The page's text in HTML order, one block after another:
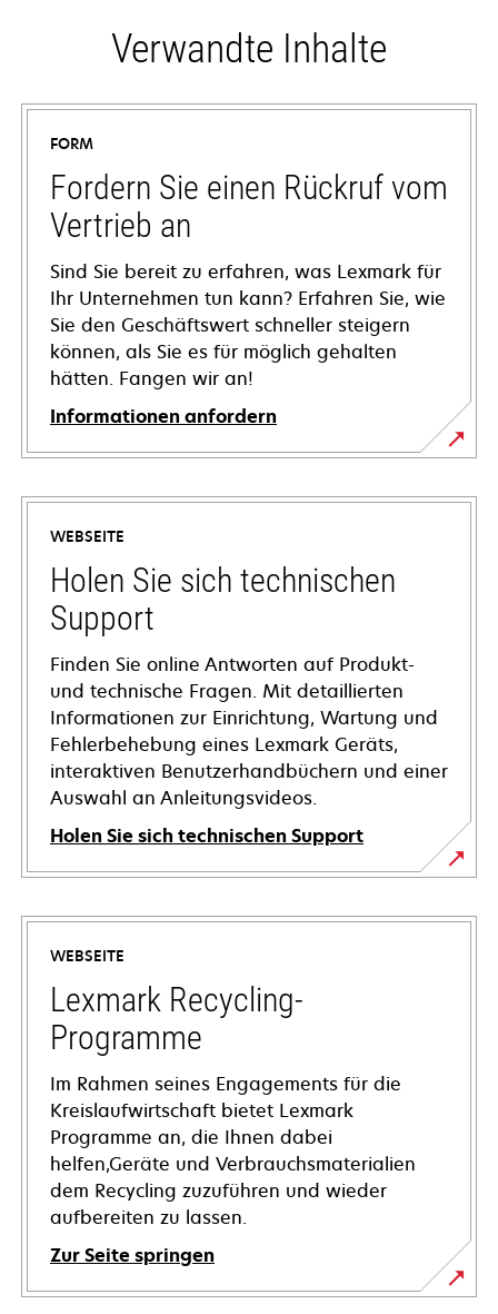
Verwandte Inhalte
FORM
Fordern Sie einen Rückruf vom
Vertrieb an
Sind Sie bereit zu erfahren, was Lexmark für
Ihr Unternehmen tun kann? Erfahren Sie, wie
Sie den Geschäftswert schneller steigern
können, als Sie es für möglich gehalten
hätten. Fangen wir an!
Informationen anfordern
WEBSEITE
Holen Sie sich technischen
Support
Finden Sie online Antworten auf Produkt-
und technische Fragen. Mit detaillierten
Informationen zur Einrichtung, Wartung und
Fehlerbehebung eines Lexmark Geräts,
interaktiven Benutzerhandbüchern und einer
Auswahl an Anleitungsvideos.
Holen Sie sich technischen Support
wird
in
neuen
Registerkarte
geöffnet
WEBSEITE
Lexmark Recycling-
Programme
Im Rahmen seines Engagements für die
Kreislaufwirtschaft bietet Lexmark
Programme an, die Ihnen dabei
helfen,Geräte und Verbrauchsmaterialien
dem Recycling zuzuführen und wieder
aufbereiten zu lassen.
Zur Seite springen